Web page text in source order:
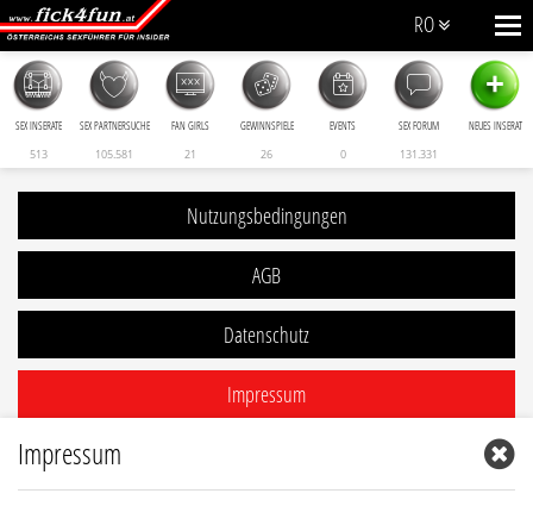
RO
SEX INSERATE
513
SEX PARTNERSUCHE
105.581
FAN GIRLS
21
GEWINNSPIELE
26
EVENTS
0
SEX FORUM
131.331
+
NEUES INSERAT
Nutzungsbedingungen
AGB
Datenschutz
Impressum
Impressum